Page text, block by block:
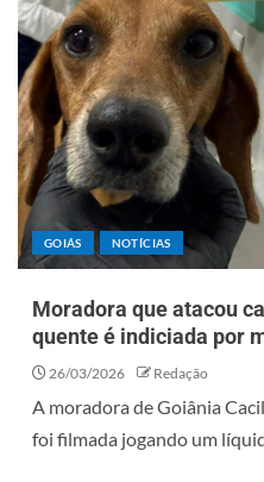
GOIÁS NOTÍCIAS
Moradora que atacou
quente é indiciada por
26/03/2026 Redação
A moradora de Goiânia
foi filmada jogando um